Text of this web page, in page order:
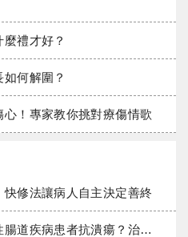
禮才好？
何解圍？
！專家教你挑對療傷情歌
修法讓病人自主決定善終
潰瘍？治療進展與健保給付困境一次看